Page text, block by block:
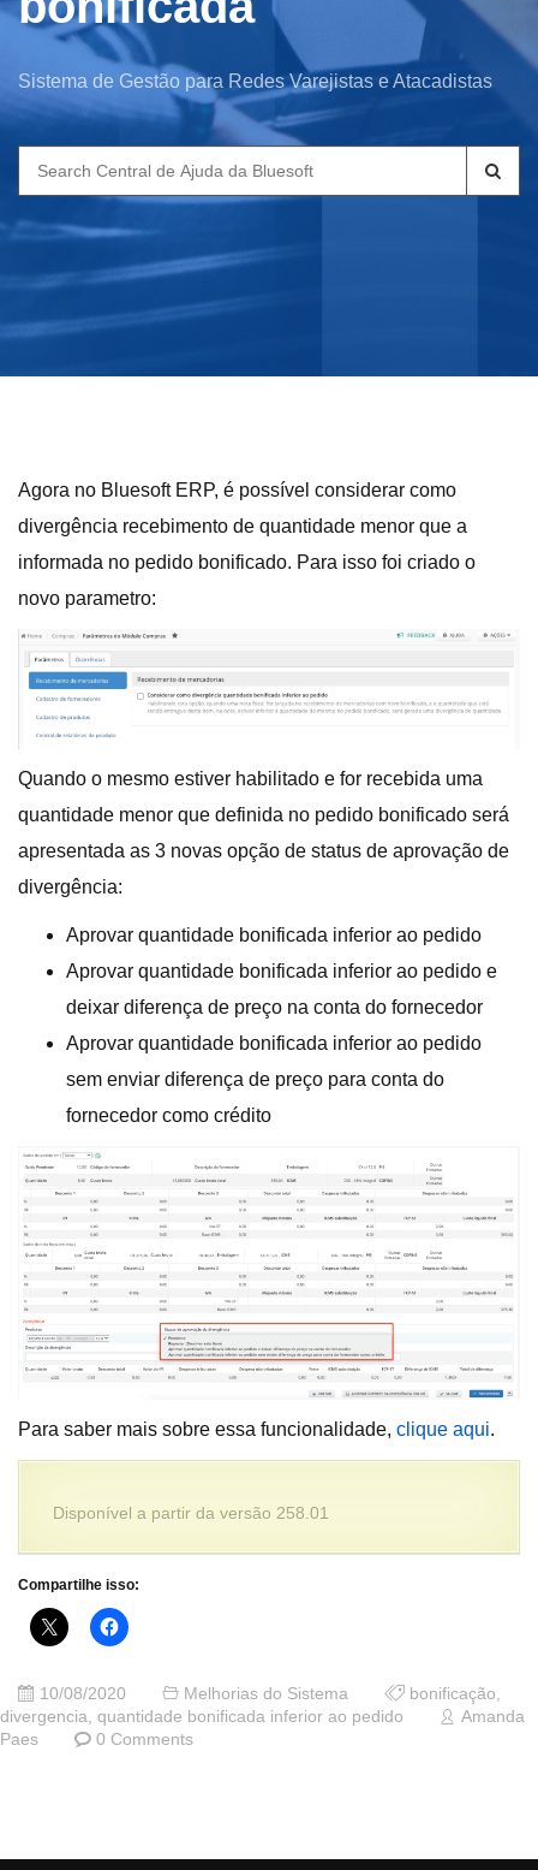
Sistema de Gestão para Redes Varejistas e Atacadistas
Search
for:
Agora no Bluesoft ERP, é possível considerar como
divergência recebimento de quantidade menor que a
informada no pedido bonificado. Para isso foi criado o
novo parametro:
Quando o mesmo estiver habilitado e for recebida uma
quantidade menor que definida no pedido bonificado será
apresentada as 3 novas opção de status de aprovação de
divergência:
Aprovar quantidade bonificada inferior ao pedido
Aprovar quantidade bonificada inferior ao pedido e
deixar diferença de preço na conta do fornecedor
Aprovar quantidade bonificada inferior ao pedido
sem enviar diferença de preço para conta do
fornecedor como crédito
Para saber mais sobre essa funcionalidade, clique aqui.
Disponível a partir da versão 258.01
Compartilhe isso:
10/08/2020 Melhorias do Sistema bonificação
divergencia quantidade bonificada inferior ao pedido
Amanda
Paes
0 Comments